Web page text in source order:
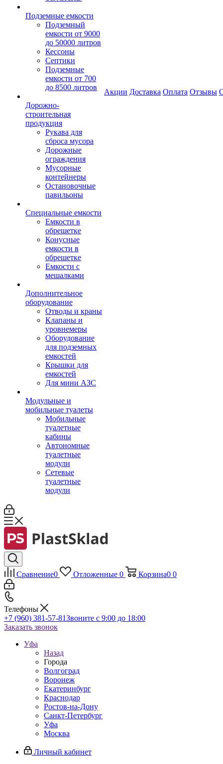
Подземные емкости
Подземный
емкости от 9000
до 50000 литров
Кессоны
Септики
Подземные
емкости от 700
до 8500 литров
Дорожно-
строительная
продукция
Рукава для
сброса мусора
Дорожные
ограждения
Мусорные
контейнеры
Остановочные
павильоны
Специальные емкости
Емкости в
обрешетке
Конусные
емкости в
обрешетке
Емкости с
мешалками
Дополнительное
оборудование
Отводы и краны
Клапаны и
уровнемеры
Оборудование
для подземных
емкостей
Крышки для
емкостей
Для мини АЗС
Модульные и
мобильные туалеты
Мобильные
туалетные
кабины
Автономные
туалетные
модули
Сетевые
туалетные
модули
Акции Доставка Оплата Отзывы
Сравнение0 Отложенные 0 Корзина0 0
Телефоны
+7 (960) 381-57-81Звоните с 9:00 до 18:00
Заказать звонок
Уфа
Назад
Города
Волгоград
Воронеж
Екатеринбург
Краснодар
Ростов-на-Дону
Санкт-Петербург
Уфа
Москва
Личный кабинет